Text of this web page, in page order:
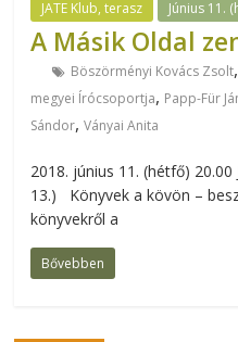
JATE Klub, terasz Június 11.
A Másik Oldal
Böszörményi Kovács Zsolt,
megyei Írócsoportja, Papp-Für
Sándor,Ványai Anita
2018. június 11. (hétfő)
13.) Könyvek a kövön –
könyvekről a
Bővebben